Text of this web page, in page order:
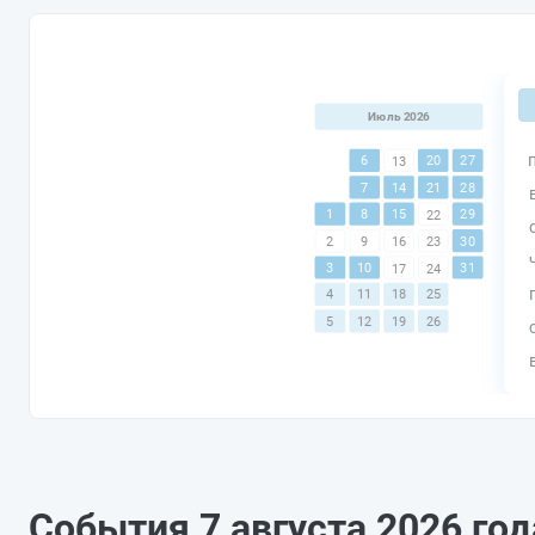
Июль 2026
1
2
3
4
5
6
7
8
9
10
11
12
13
14
15
16
17
18
19
20
21
22
23
24
25
26
27
28
29
30
31